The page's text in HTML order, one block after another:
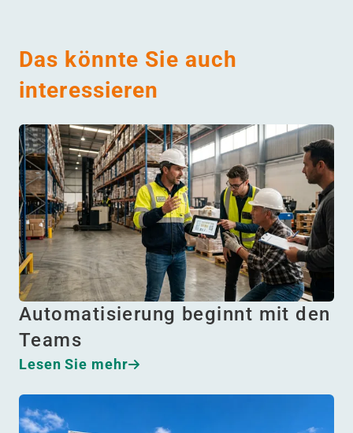
Das könnte Sie auch
interessieren
Automatisierung beginnt mit den
Teams
Lesen Sie mehr